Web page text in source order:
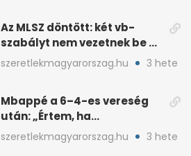
Az MLSZ döntött: két vb-
szabályt nem vezetnek be az
NB I-ben
szeretlekmagyarorszag.hu 3 hete
Mbappé a 6–4-es vereség
után: „Értem, ha
pofátlanságnak tűnt”
szeretlekmagyarorszag.hu 3 hete